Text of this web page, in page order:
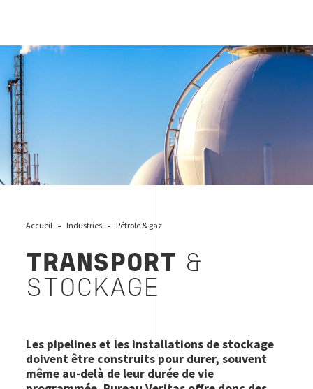
HEADER transportation & storage
Accueil Industries Pétrole & gaz
TRANSPORT &
STOCKAGE
Les pipelines et les installations de stockage
doivent être construits pour durer, souvent
même au-delà de leur durée de vie